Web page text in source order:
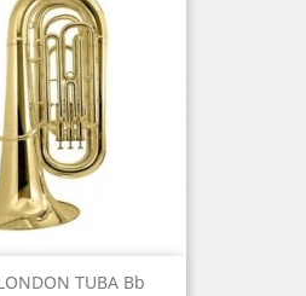
TUBA Bb